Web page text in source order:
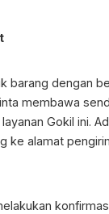
barang dengan
membawa
Gokil ini.
ke alamat